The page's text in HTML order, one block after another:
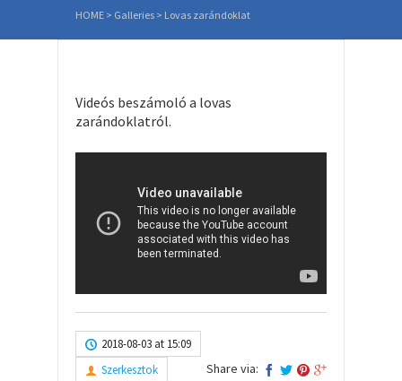
HOME > Galleries > Lovas zarándoklat
Videós beszámoló a lovas
zarándoklatról.
2018-08-03 at 15:09
Szerkesztok
Share via: